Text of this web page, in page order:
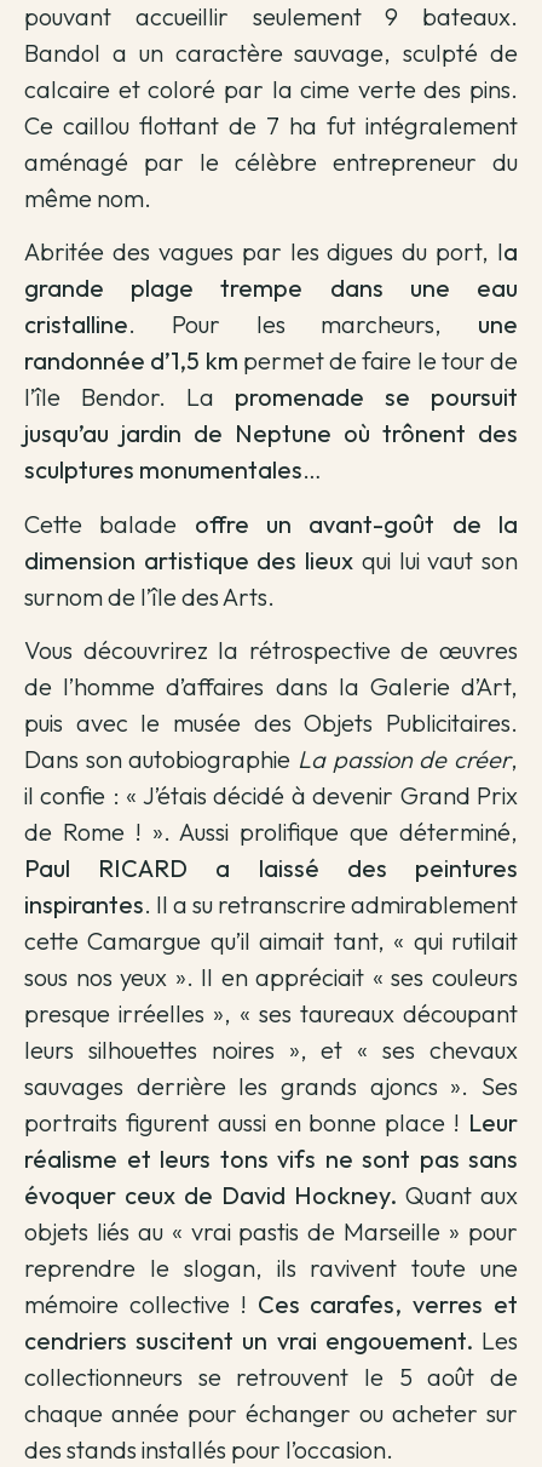
pouvant accueillir seulement 9 bateaux.
Bandol a un caractère sauvage, sculpté de
calcaire et coloré par la cime verte des pins.
Ce caillou flottant de 7 ha fut intégralement
aménagé par le célèbre entrepreneur du
même nom.
Abritée des vagues par les digues du port, la
grande plage trempe dans une eau
cristalline. Pour les marcheurs, une
randonnée d’1,5 km permet de faire le tour de
l’île Bendor. La promenade se poursuit
jusqu’au jardin de Neptune où trônent des
sculptures monumentales…
Cette balade offre un avant-goût de la
dimension artistique des lieux qui lui vaut son
surnom de l’île des Arts.
Vous découvrirez la rétrospective de œuvres
de l’homme d’affaires dans la Galerie d’Art,
puis avec le musée des Objets Publicitaires.
Dans son autobiographie La passion de créer,
il confie : « J’étais décidé à devenir Grand Prix
de Rome ! ». Aussi prolifique que déterminé,
Paul RICARD a laissé des peintures
inspirantes. Il a su retranscrire admirablement
cette Camargue qu’il aimait tant, « qui rutilait
sous nos yeux ». Il en appréciait « ses couleurs
presque irréelles », « ses taureaux découpant
leurs silhouettes noires », et « ses chevaux
sauvages derrière les grands ajoncs ». Ses
portraits figurent aussi en bonne place ! Leur
réalisme et leurs tons vifs ne sont pas sans
évoquer ceux de David Hockney. Quant aux
objets liés au « vrai pastis de Marseille » pour
reprendre le slogan, ils ravivent toute une
mémoire collective ! Ces carafes, verres et
cendriers suscitent un vrai engouement. Les
collectionneurs se retrouvent le 5 août de
chaque année pour échanger ou acheter sur
des stands installés pour l’occasion.